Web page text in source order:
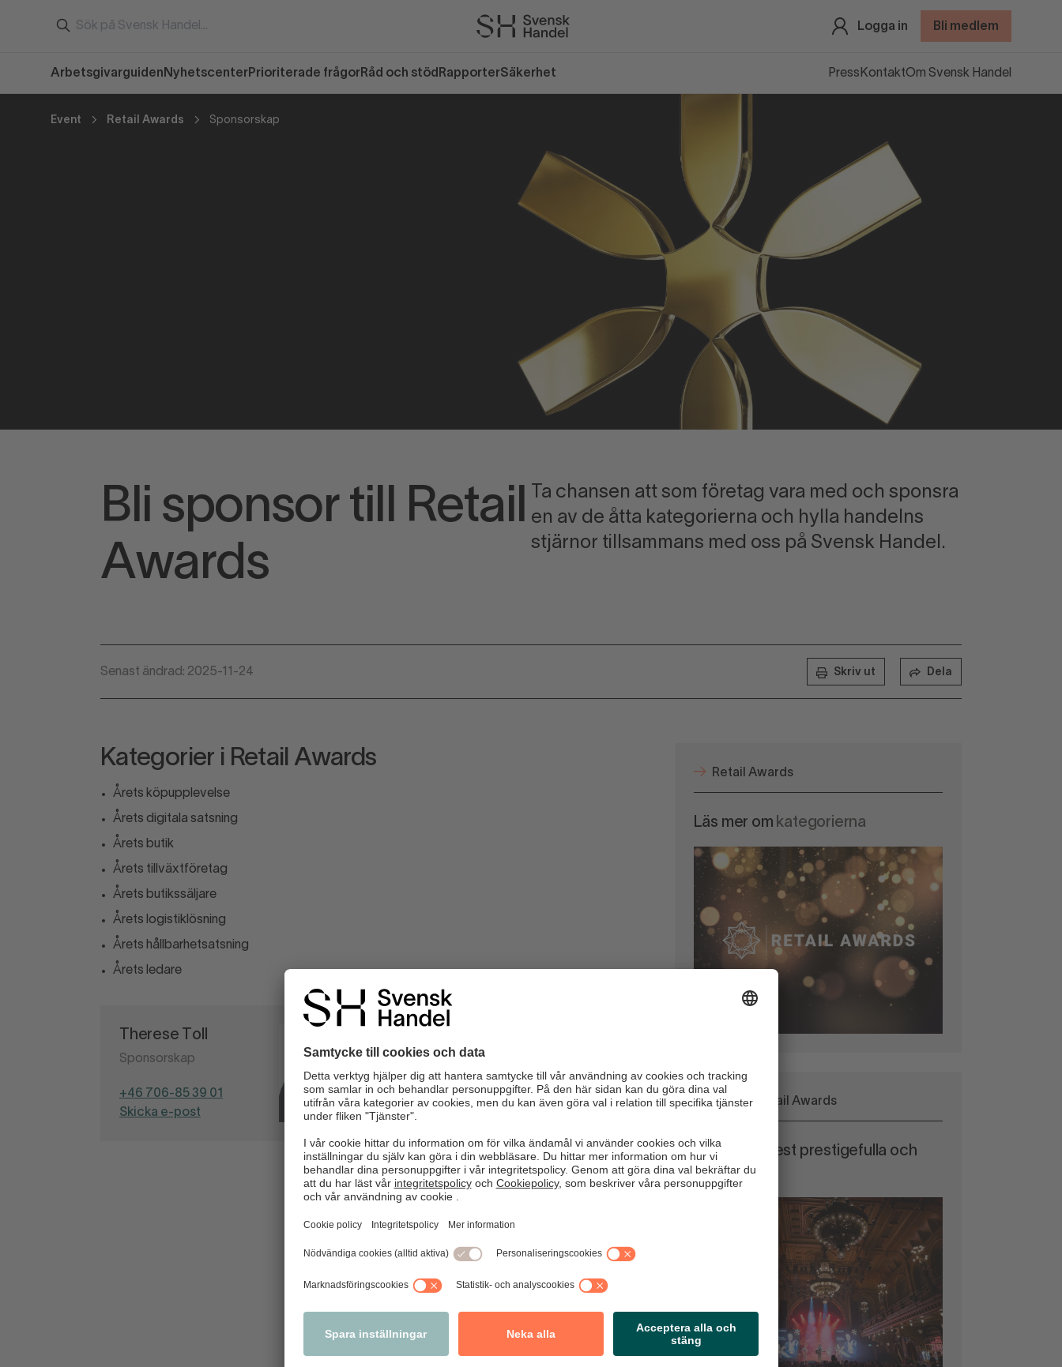
Logga in Bli medlem
Arbetsgivarguiden Nyhetscenter Prioriterade frågor Råd och stöd RapporterSäkerhet Press KontaktOm Svensk Handel
Event Retail Awards Sponsorskap
Bli sponsor till Retail
Awards
Ta chansen att som företag vara med och sponsra
en av de åtta kategorierna och hylla handelns
stjärnor tillsammans med oss på Svensk Handel.
Senast ändrad: 2025-11-24 Skriv ut Dela
Kategorier i Retail Awards
Årets köpupplevelse
Årets digitala satsning
Årets butik
Årets tillväxtföretag
Årets butikssäljare
Årets logistiklösning
Årets hållbarhetsatsning
Årets ledare
Therese Toll
Sponsorskap
+46 706-85 39 01
Skicka e-post
Retail Awards
Läs mer om kategorierna
Allt om Retail Awards
Handelns mest prestigefulla och
festliga gala